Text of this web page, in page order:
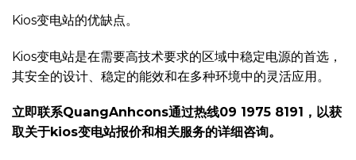
Kios变电站的优缺点。
Kios变电站是在需要高技术要求的区域中稳定电源的首选，
其安全的设计、稳定的能效和在多种环境中的灵活应用。
立即联系QuangAnhcons通过热线09 1975 8191，以获
取关于kios变电站报价和相关服务的详细咨询。